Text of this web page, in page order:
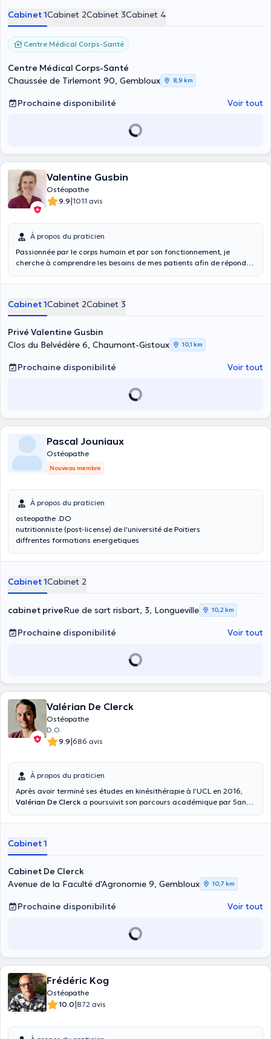
prendre rendez-vous en ligne ou me contacter au 0460 95 72 49 si
la demande est urgente et qu’il n’y a pas de disponibilité rapide en
ligne. Je prends en consultation les bébés, les enfants, les
adolescents, mais aussi les femmes.
Cabinet 1Cabinet 2Cabinet 3Cabinet 4
Centre Médical Corps-Santé
Centre Médical Corps-Santé
Chaussée de Tirlemont 90, Gembloux
8,9 km
Prochaine disponibilité Voir tout
Valentine Gusbin
Ostéopathe
9.9|1011 avis
À propos du praticien
Passionnée par le corps humain et par son fonctionnement, je
cherche à comprendre les besoins de mes patients afin de répondre
sportive à l'Université Libre de Bruxelles, je me base sur mes
de traiter vos douleurs. Par ailleurs je suis spécialisée en ostéopathie
périnatale permettant de traiter différents troubles chez les
nouveau-nés (Reflux, plagiocéphalie non-synostosique, trouble de
l'allaitement, torticolis, asymétrie positionnelle, troubles du
sommeil,... )
Cabinet 1Cabinet 2Cabinet 3
Privé Valentine Gusbin
Clos du Belvédère 6, Chaumont-Gistoux
10,1 km
Prochaine disponibilité Voir tout
Pascal Jouniaux
Ostéopathe
Nouveau membre
À propos du praticien
osteopathe .DO
nutritionniste (post-license) de l'université de Poitiers
diffrentes formations energetiques
Cabinet 1Cabinet 2
cabinet priveRue de sart risbart, 3, Longueville 10,2 km
Prochaine disponibilité Voir tout
Valérian De Clerck
Ostéopathe
D.O.
9.9|686 avis
À propos du praticien
Après avoir terminé ses études en kinésithérapie à l’UCL en 2016,
Valérian De Clerck a poursuivit son parcours académique par 5ans
ostéopathe D.O. Il met un point d’honneur à d’abord considérer
réponse ostéopathique que si celle-ci est pertinente.
Cabinet 1
Cabinet De Clerck
Avenue de la Faculté d'Agronomie 9, Gembloux
10,7 km
Prochaine disponibilité Voir tout
Frédéric Kog
Ostéopathe
10.0|872 avis